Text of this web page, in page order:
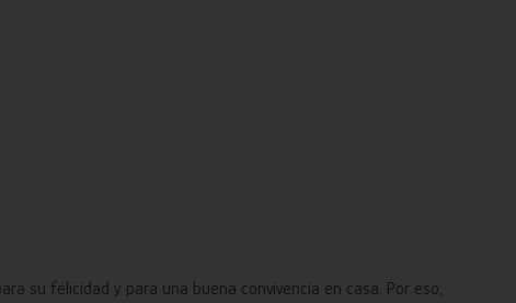
su felicidad y para una buena convivencia en casa. Por eso,